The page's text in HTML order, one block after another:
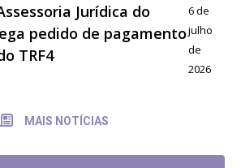
Jurídica do
pedido de pagamento
TRF4
6 de
julho
de
2026
MAIS NOTÍCIAS